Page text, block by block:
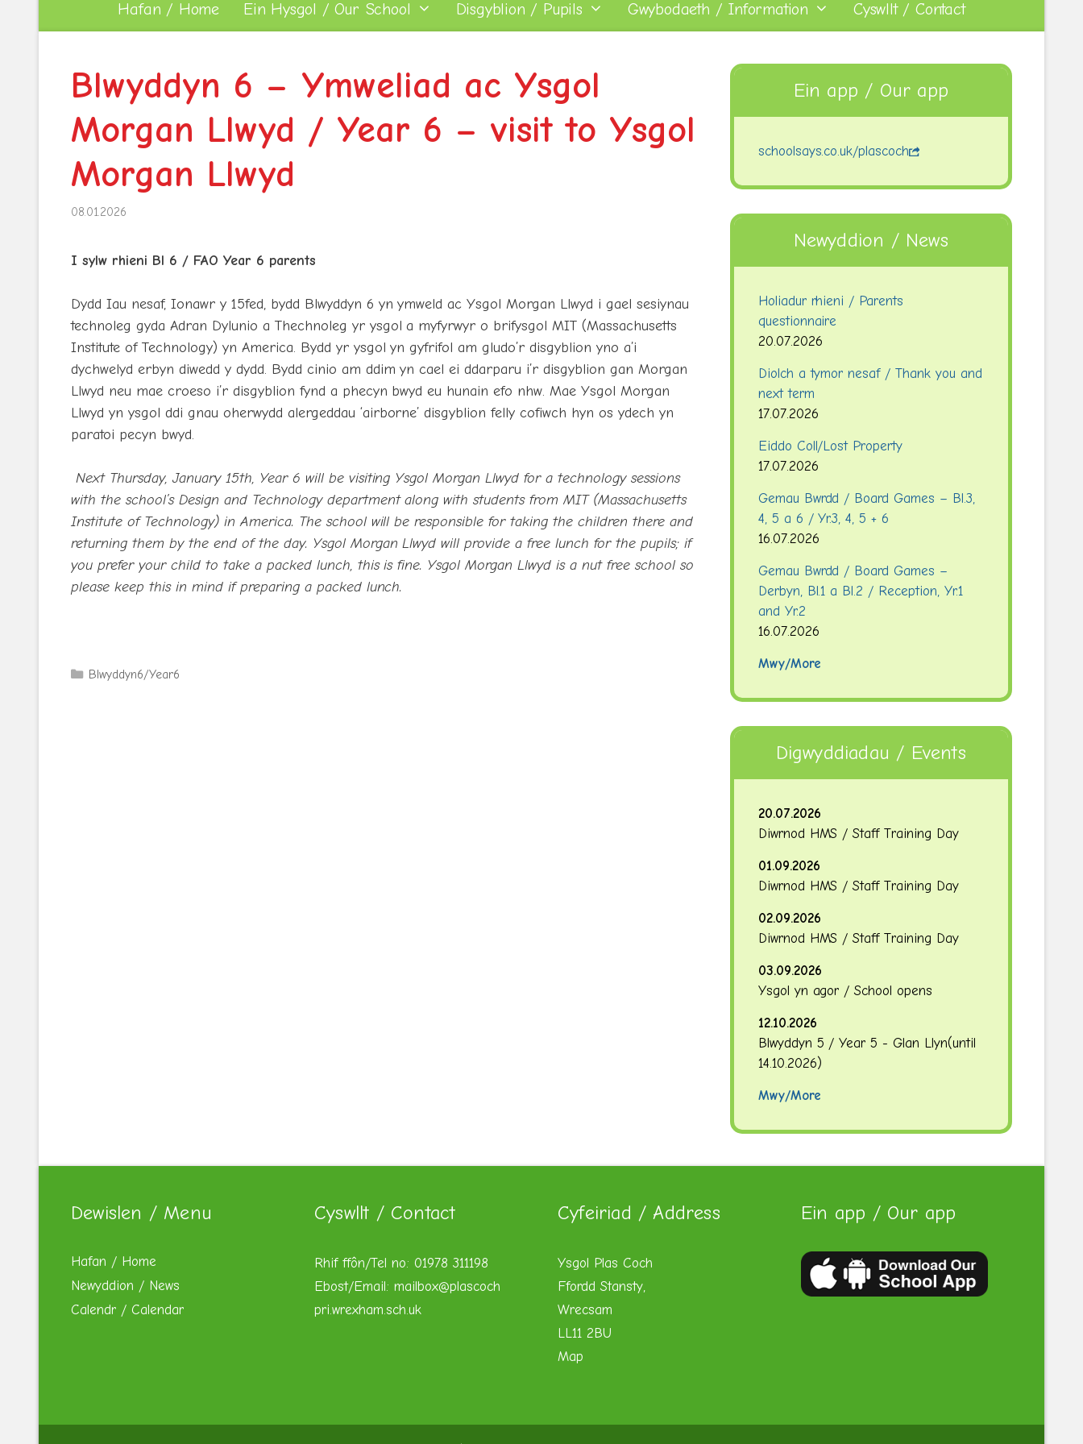
Hafan / Home Ein Hysgol / Our School Disgyblion / Pupils Gwybodaeth / Information Cyswllt / Contact
Blwyddyn 6 – Ymweliad ac Ysgol
Morgan Llwyd / Year 6 – visit to Ysgol
Morgan Llwyd
08.01.2026
I sylw rhieni Bl 6 / FAO Year 6 parents
Dydd Iau nesaf, Ionawr y 15fed, bydd Blwyddyn 6 yn ymweld ac Ysgol Morgan Llwyd i gael sesiynau
technoleg gyda Adran Dylunio a Thechnoleg yr ysgol a myfyrwyr o brifysgol MIT (Massachusetts
Institute of Technology) yn America. Bydd yr ysgol yn gyfrifol am gludo’r disgyblion yno a’i
dychwelyd erbyn diwedd y dydd. Bydd cinio am ddim yn cael ei ddarparu i’r disgyblion gan Morgan
Llwyd neu mae croeso i’r disgyblion fynd a phecyn bwyd eu hunain efo nhw. Mae Ysgol Morgan
Llwyd yn ysgol ddi gnau oherwydd alergeddau ‘airborne’ disgyblion felly cofiwch hyn os ydech yn
paratoi pecyn bwyd.
Next Thursday, January 15th, Year 6 will be visiting Ysgol Morgan Llwyd for a technology sessions
with the school’s Design and Technology department along with students from MIT (Massachusetts
Institute of Technology) in America. The school will be responsible for taking the children there and
returning them by the end of the day. Ysgol Morgan Llwyd will provide a free lunch for the pupils; if
you prefer your child to take a packed lunch, this is fine. Ysgol Morgan Llwyd is a nut free school so
please keep this in mind if preparing a packed lunch.
Categories
Blwyddyn6/Year6
Ein app / Our app
schoolsays.co.uk/plascoch
Newyddion / News
Holiadur rhieni / Parents
questionnaire
20.07.2026
Diolch a tymor nesaf / Thank you and
next term
17.07.2026
Eiddo Coll/Lost Property
17.07.2026
Gemau Bwrdd / Board Games – Bl.3,
4, 5 a 6 / Yr.3, 4, 5 + 6
16.07.2026
Gemau Bwrdd / Board Games –
Derbyn, Bl.1 a Bl.2 / Reception, Yr.1
and Yr.2
16.07.2026
Mwy/More
Digwyddiadau / Events
20.07.2026
Diwrnod HMS / Staff Training Day
01.09.2026
Diwrnod HMS / Staff Training Day
02.09.2026
Diwrnod HMS / Staff Training Day
03.09.2026
Ysgol yn agor / School opens
12.10.2026
Blwyddyn 5 / Year 5 - Glan Llyn(until
14.10.2026)
Mwy/More
Dewislen / Menu
Hafan / Home
Newyddion / News
Calendr / Calendar
Cyswllt / Contact
Rhif ffôn/Tel no: 01978 311198
Ebost/Email: mailbox@plascoch
pri.wrexham.sch.uk
Cyfeiriad / Address
Ysgol Plas Coch
Ffordd Stansty,
Wrecsam
LL11 2BU
Map
Ein app / Our app